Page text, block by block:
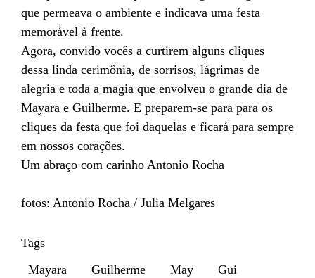
que permeava o ambiente e indicava uma festa
memorável à frente.
Agora, convido vocês a curtirem alguns cliques
dessa linda cerimônia, de sorrisos, lágrimas de
alegria e toda a magia que envolveu o grande dia de
Mayara e Guilherme. E preparem-se para para os
cliques da festa que foi daquelas e ficará para sempre
em nossos corações.
Um abraço com carinho Antonio Rocha
fotos: Antonio Rocha / Julia Melgares
Tags
Mayara
Guilherme May
Gui